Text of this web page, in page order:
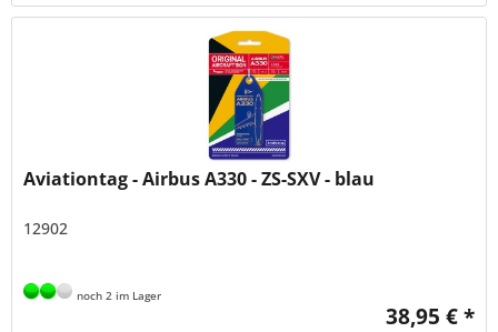
Aviationtag - Airbus A330 - ZS-SXV - blau
12902
noch 2 im Lager
38,95 € *